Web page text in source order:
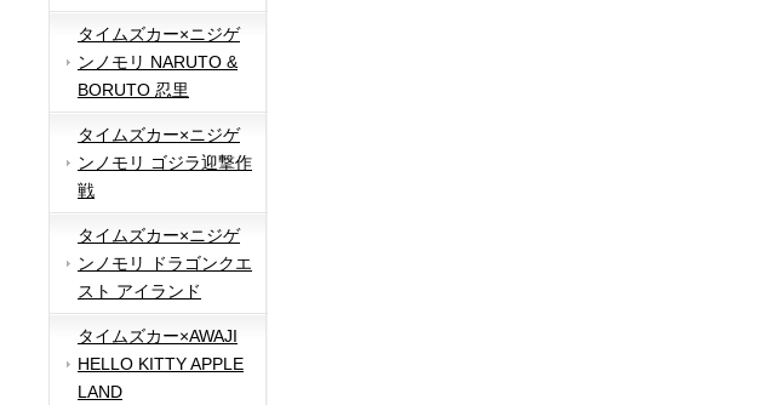
タイムズカー×ニジゲ
ンノモリ NARUTO &
BORUTO 忍里
タイムズカー×ニジゲ
ンノモリ ゴジラ迎撃作
戦
タイムズカー×ニジゲ
ンノモリ ドラゴンクエ
スト アイランド
タイムズカー×AWAJI
HELLO KITTY APPLE
LAND